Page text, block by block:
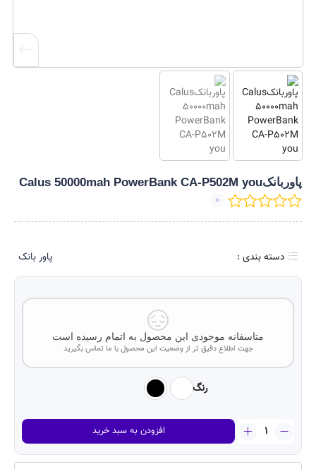
پاوربانکCalus 50000mah PowerBank CA-P502M you
0
دسته بندی : پاور بانک
متاسفانه موجودی این محصول به اتمام رسیده است
جهت اطلاع دقیق تر از وضعیت این محصول با ما تماس بگیرید
رنگ
پاوربانکCalus
PowerBank
افزودن به سبد خرید